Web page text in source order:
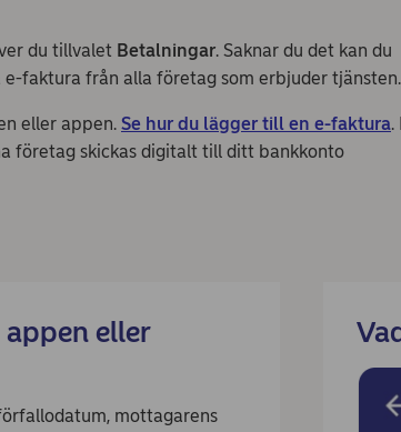
du tillvalet Betalningar. Saknar du det kan du
e-faktura från alla företag som erbjuder tjänsten.
eller appen. Se hur du lägger till en e-faktura.
företag skickas digitalt till ditt bankkonto
eller
mottagarens